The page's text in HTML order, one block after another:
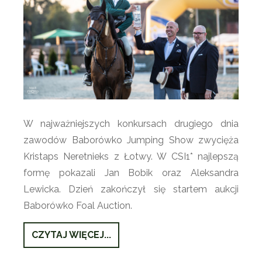
W najważniejszych konkursach drugiego dnia
zawodów Baborówko Jumping Show zwycięża
Kristaps Neretnieks z Łotwy. W CSI1* najlepszą
formę pokazali Jan Bobik oraz Aleksandra
Lewicka. Dzień zakończył się startem aukcji
Baborówko Foal Auction.
CZYTAJ WIĘCEJ...